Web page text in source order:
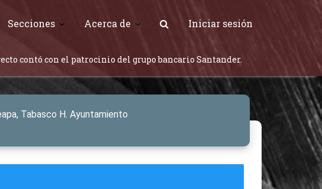
Secciones Acerca de Iniciar sesión
contó con el patrocinio del grupo bancario Santander.
Tabasco H. Ayuntamiento